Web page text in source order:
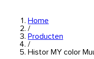
Home
/
Producten
/
Histor MY color